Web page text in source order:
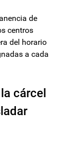
de
centros
del horario
a cada
cárcel